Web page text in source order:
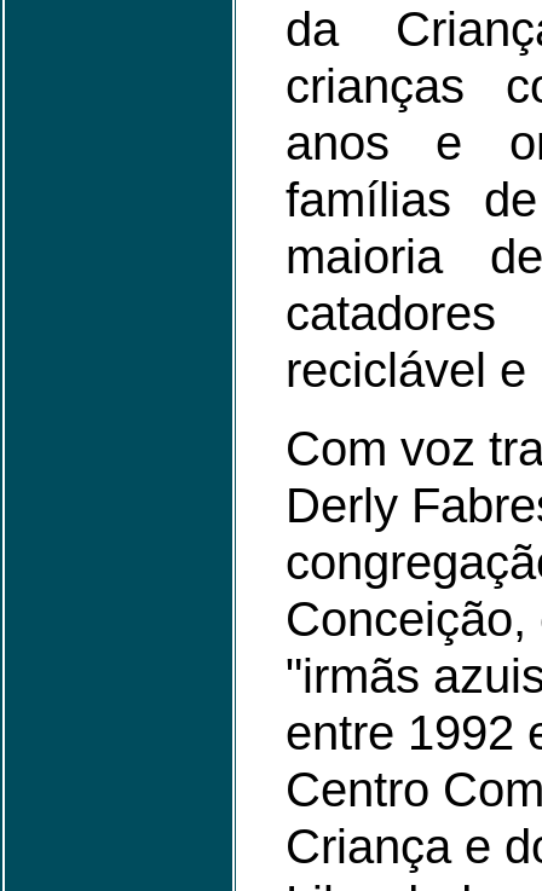
da
crianças
anos e
famílias
maioria
reciclável e
Com voz
Derly
"irmãs
entre 1992
Centro
Criança e